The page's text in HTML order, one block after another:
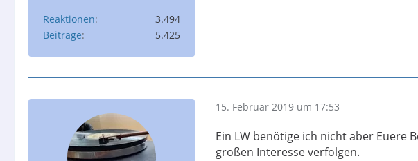
Reaktionen
3.494
Beiträge
5.425
15. Februar 2019 um 17:53
Ein LW benötige ich nicht aber Euere
großen Interesse verfolgen.